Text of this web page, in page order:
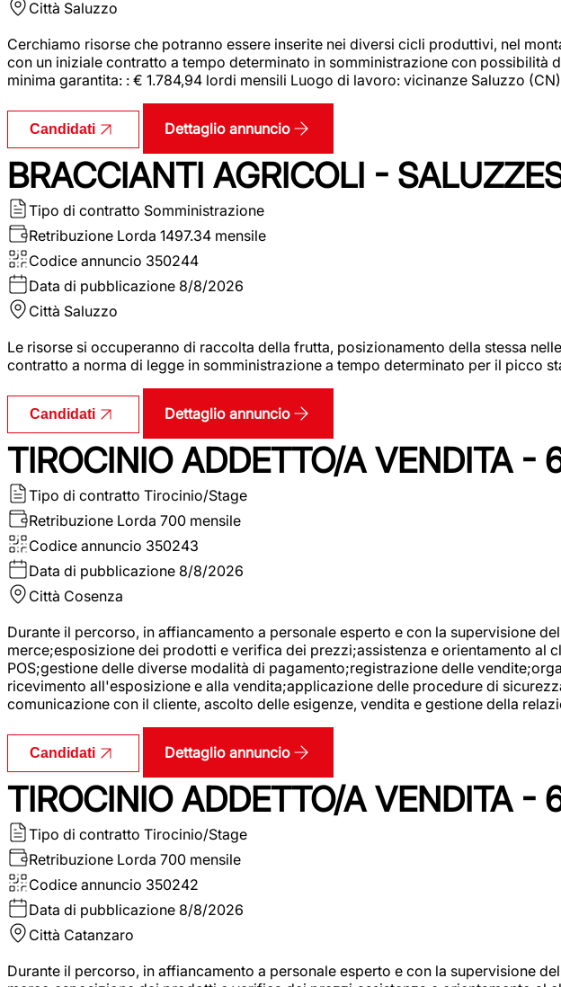
Città Saluzzo
Cerchiamo risorse che potranno essere inserite nei diversi cicli produttivi, nel
con un iniziale contratto a tempo determinato in somministrazione con
minima garantita: : € 1.784,94 lordi mensili Luogo di lavoro: vicinanze Saluzzo (CN)
Candidati Dettaglio annuncio
BRACCIANTI AGRICOLI -
Tipo di contratto Somministrazione
Retribuzione Lorda 1497.34 mensile
Codice annuncio 350244
Data di pubblicazione 8/8/2026
Città Saluzzo
Le risorse si occuperanno di raccolta della frutta, posizionamento della stessa
contratto a norma di legge in somministrazione a tempo determinato per il picco
Candidati Dettaglio annuncio
TIROCINIO ADDETTO/A VENDITA -
Tipo di contratto Tirocinio/Stage
Retribuzione Lorda 700 mensile
Codice annuncio 350243
Data di pubblicazione 8/8/2026
Città Cosenza
Durante il percorso, in affiancamento a personale esperto e con la supervisione
merce;esposizione dei prodotti e verifica dei prezzi;assistenza e orientamento
POS;gestione delle diverse modalità di pagamento;registrazione delle
ricevimento all'esposizione e alla vendita;applicazione delle procedure di
comunicazione con il cliente, ascolto delle esigenze, vendita e gestione della
Candidati Dettaglio annuncio
TIROCINIO ADDETTO/A VENDITA -
Tipo di contratto Tirocinio/Stage
Retribuzione Lorda 700 mensile
Codice annuncio 350242
Data di pubblicazione 8/8/2026
Città Catanzaro
Durante il percorso, in affiancamento a personale esperto e con la supervisione